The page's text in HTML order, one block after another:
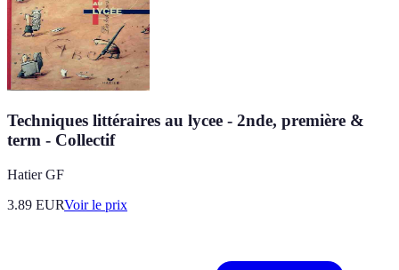
Techniques littéraires au lycee - 2nde, première &
term - Collectif
Hatier GF
3.89 EURVoir le prix